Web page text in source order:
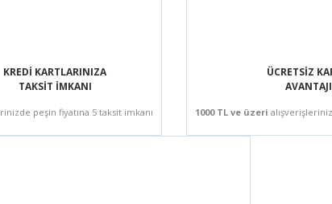
KREDİ KARTLARINIZA
TAKSİT İMKANI
peşin fiyatına 5 taksit imkanı
ÜCRETSİZ
AVANTAJI
1000 TL ve üzeri